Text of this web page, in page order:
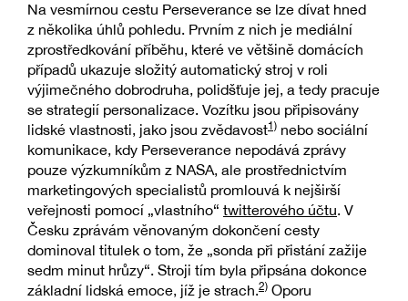
Na vesmírnou cestu Perseverance se lze dívat hned
z několika úhlů pohledu. Prvním z nich je mediální
zprostředkování příběhu, které ve většině domácích
případů ukazuje složitý automatický stroj v roli
výjimečného dobrodruha, polidšťuje jej, a tedy pracuje
se strategií personalizace. Vozítku jsou připisovány
lidské vlastnosti, jako jsou zvědavost1) nebo sociální
komunikace, kdy Perseverance nepodává zprávy
pouze výzkumníkům z NASA, ale prostřednictvím
marketingových specialistů promlouvá k nejširší
veřejnosti pomocí „vlastního“ twitterového účtu. V
Česku zprávám věnovaným dokončení cesty
dominoval titulek o tom, že „sonda při přistání zažije
sedm minut hrůzy“. Stroji tím byla připsána dokonce
základní lidská emoce, jíž je strach.2) Oporu